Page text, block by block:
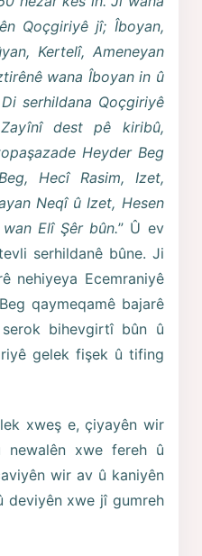
Qoçgiriyê jî; Îboyan,
Kertelî, Ameneyan
wana Îboyan in û
serhildana Qoçgiriyê
dest pê kiribû,
Heyder Beg
Hecî Rasim, Izet,
Neqî û Izet, Hesen
Elî Şêr bûn.” Û ev
serhildanê bûne. Ji
nehiyeya Ecemraniyê
qaymeqamê bajarê
bihevgirtî bûn û
gelek fişek û tifing
xweş e, çiyayên wir
xwe fereh û
wir av û kaniyên
deviyên xwe jî gumreh